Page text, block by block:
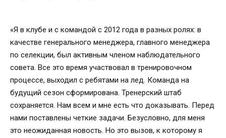
«Я в клубе и с командой с 2012 года в разных ролях: в
качестве генерального менеджера, главного менеджера
по селекции, был активным членом наблюдательного
совета. Все это время участвовал в тренировочном
процессе, выходил с ребятами на лед. Команда на
будущий сезон сформирована. Тренерский штаб
сохраняется. Нам всем и мне есть что доказывать. Перед
нами поставлены четкие задачи. Безусловно, для меня
это неожиданная новость. Но это вызов, к которому я